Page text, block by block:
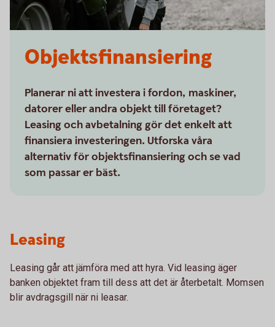
Objektsfinansiering
Planerar ni att investera i fordon, maskiner,
datorer eller andra objekt till företaget?
Leasing och avbetalning gör det enkelt att
finansiera investeringen. Utforska våra
alternativ för objektsfinansiering och se vad
som passar er bäst.
Leasing
Leasing går att jämföra med att hyra. Vid leasing äger
banken objektet fram till dess att det är återbetalt. Momsen
blir avdragsgill när ni leasar.